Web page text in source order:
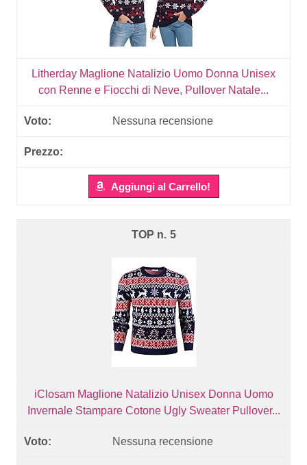
Litherday Maglione Natalizio Uomo Donna Unisex
con Renne e Fiocchi di Neve, Pullover Natale...
Nessuna recensione
Aggiungi al Carrello!
5
iClosam Maglione Natalizio Unisex Donna Uomo
Invernale Stampare Cotone Ugly Sweater Pullover...
Nessuna recensione